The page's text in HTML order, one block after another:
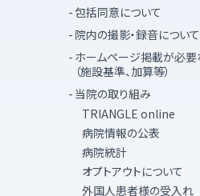
包括同意について
院内の撮影・録音について
ホームページ掲載が必
（施設基準、加算等）
当院の取り組み
TRIANGLE online
病院情報の公表
病院統計
オプトアウトについて
外国人患者様の受入れ